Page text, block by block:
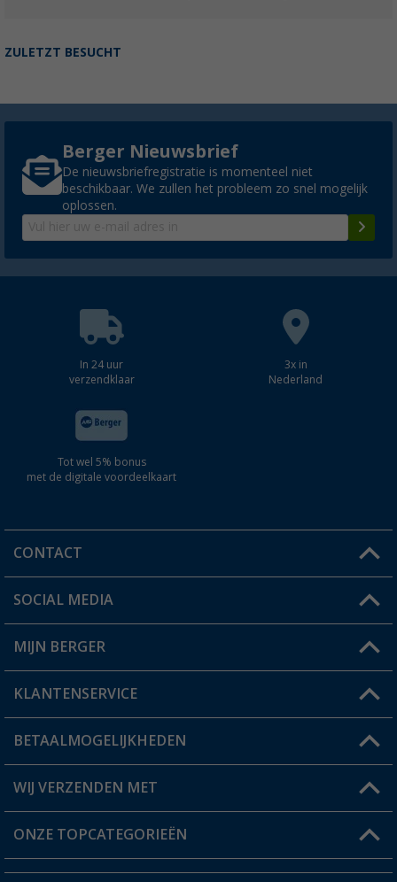
ZULETZT BESUCHT
Berger Nieuwsbrief
De nieuwsbriefregistratie is momenteel niet
beschikbaar. We zullen het probleem zo snel mogelijk
oplossen.
In 24 uur
verzendklaar
3x in
Nederland
Tot wel 5% bonus
met de digitale voordeelkaart
CONTACT
Een vraag?
Winkel vinden
SOCIAL MEDIA
MIJN BERGER
Mijn account
Status bestelling
Verlanglijstje
KLANTENSERVICE
FAQ & Contact
Verzendinformatie
Catalogus
BETAALMOGELIJKHEDEN
WIJ VERZENDEN MET
ONZE TOPCATEGORIEËN